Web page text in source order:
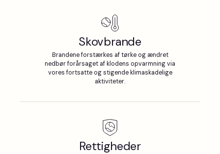
Skovbrande
Brandene forstærkes af tørke og ændret
nedbør forårsaget af klodens opvarmning via
vores fortsatte og stigende klimaskadelige
aktiviteter.
Rettigheder